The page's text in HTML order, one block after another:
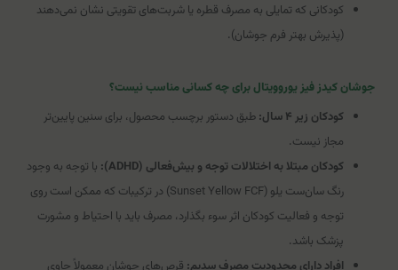
کودکانی که تمایلی به مصرف قطره یا شربت‌های تقویتی نشان نمی‌دهند
(پذیرش بهتر فرم جوشان).
جوشان کیدز فیز یوروویتال برای چه کسانی مناسب نیست؟
کودکان زیر ۴ سال:
طبق دستور برچسب محصول، برای سنین پایین‌تر
مجاز نیست.
کودکان مبتلا به اختلالات توجه و بیش‌فعالی (ADHD):
با توجه به وجود
رنگ سان‌ست یلو (Sunset Yellow FCF) در ترکیبات که ممکن است روی
توجه و فعالیت کودکان اثر سوء بگذارد، مصرف باید با احتیاط و مشورت
پزشک باشد.
افراد دارای محدودیت مصرف سدیم: قرص‌های جوشان معمولاً حاوی